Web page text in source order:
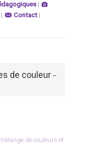
|
Contact |
de couleur –
de couleurs et